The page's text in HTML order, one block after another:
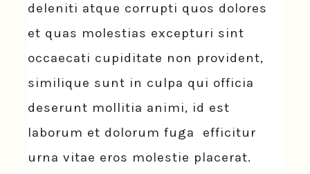
deleniti atque corrupti quos dolores
et quas molestias excepturi sint
occaecati cupiditate non provident,
similique sunt in culpa qui officia
deserunt mollitia animi, id est
laborum et dolorum fuga efficitur
urna vitae eros molestie placerat.